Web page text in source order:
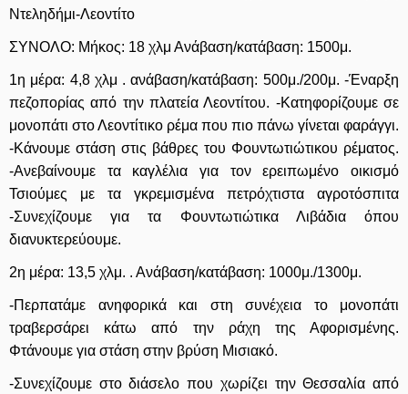
Ντεληδήμι-Λεοντίτο
ΣΥΝΟΛΟ: Μήκος: 18 χλμ Ανάβαση/κατάβαση: 1500μ.
1η μέρα: 4,8 χλμ . ανάβαση/κατάβαση: 500μ./200μ. -Έναρξη
πεζοπορίας από την πλατεία Λεοντίτου. -Κατηφορίζουμε σε
μονοπάτι στο Λεοντίτικο ρέμα που πιο πάνω γίνεται φαράγγι.
-Κάνουμε στάση στις βάθρες του Φουντωτιώτικου ρέματος.
-Ανεβαίνουμε τα καγλέλια για τον ερειπωμένο οικισμό
Τσιούμες με τα γκρεμισμένα πετρόχτιστα αγροτόσπιτα
-Συνεχίζουμε για τα Φουντωτιώτικα Λιβάδια όπου
διανυκτερεύουμε.
2η μέρα: 13,5 χλμ. . Ανάβαση/κατάβαση: 1000μ./1300μ.
-Περπατάμε ανηφορικά και στη συνέχεια το μονοπάτι
τραβερσάρει κάτω από την ράχη της Αφορισμένης.
Φτάνουμε για στάση στην βρύση Μισιακό.
-Συνεχίζουμε στο διάσελο που χωρίζει την Θεσσαλία από